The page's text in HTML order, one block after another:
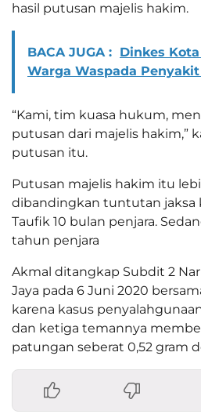
hasil putusan majelis hakim.
BACA JUGA : Dinkes
Warga Waspada
“Kami, tim kuasa hukum,
putusan dari majelis hakim,”
putusan itu.
Putusan majelis hakim itu
dibandingkan tuntutan jaksa
Taufik 10 bulan penjara.
tahun penjara
Akmal ditangkap Subdit 2
Jaya pada 6 Juni 2020
karena kasus
dan ketiga temannya
patungan seberat 0,52 gram